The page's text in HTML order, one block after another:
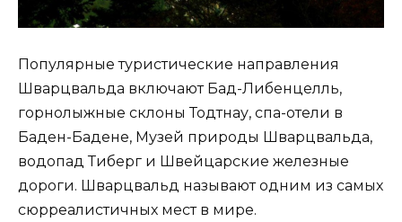
Популярные туристические направления
Шварцвальда включают Бад-Либенцелль,
горнолыжные склоны Тодтнау, спа-отели в
Баден-Бадене, Музей природы Шварцвальда,
водопад Тиберг и Швейцарские железные
дороги. Шварцвальд называют одним из самых
сюрреалистичных мест в мире.